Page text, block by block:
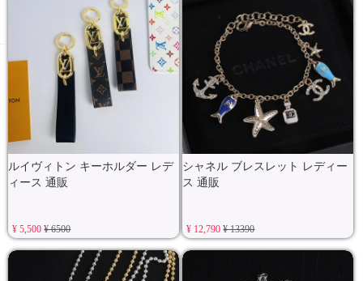
ルイヴィトン キーホルダー レデ
ィース 通販
¥ 5,500¥ 6500
シャネル ブレスレット レディー
ス 通販
¥ 12,790¥ 13390